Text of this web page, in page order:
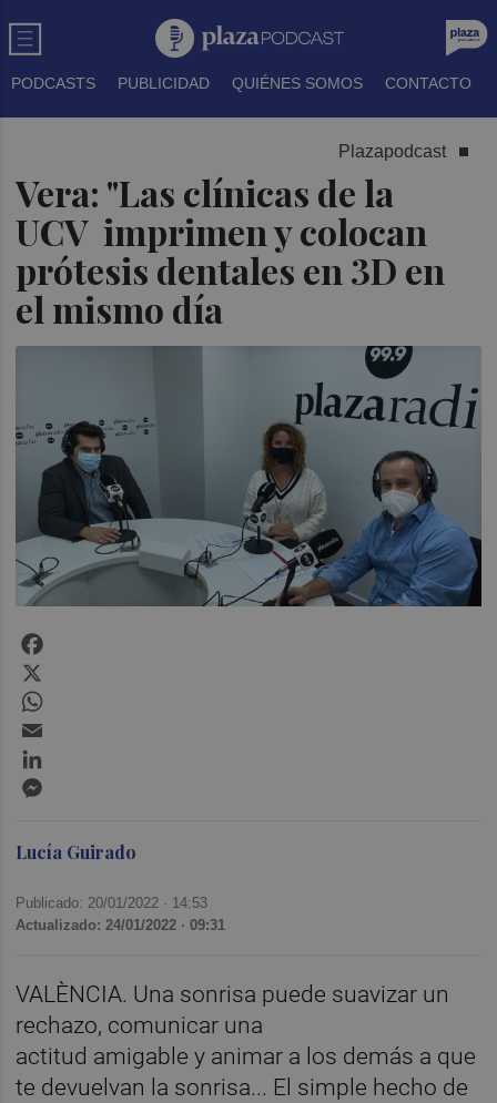
PODCASTS PUBLICIDAD QUIÉNES SOMOS CONTACTO
Plazapodcast
Vera: "Las clínicas de la
UCV imprimen y colocan
prótesis dentales en 3D en
el mismo día
Lucía Guirado
Publicado: 20/01/2022 · 14:53
Actualizado: 24/01/2022 · 09:31
VALÈNCIA. Una sonrisa puede suavizar un
rechazo, comunicar una
actitud amigable y animar a los demás a que
te devuelvan la sonrisa... El simple hecho de